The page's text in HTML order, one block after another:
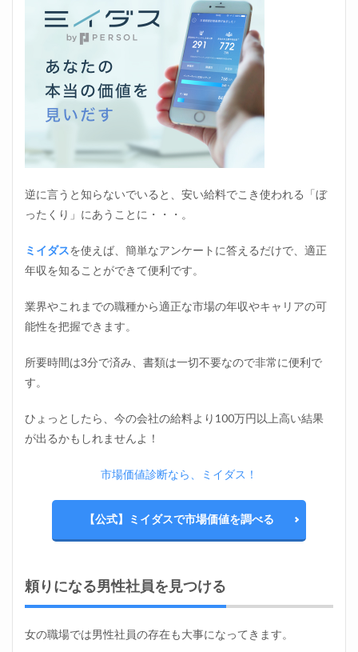
逆に言うと知らないでいると、安い給料でこき使われる「ぼ
ったくり」にあうことに・・・。
ミイダスを使えば、簡単なアンケートに答えるだけで、適正
年収を知ることができて便利です。
業界やこれまでの職種から適正な市場の年収やキャリアの可
能性を把握できます。
所要時間は3分で済み、書類は一切不要なので非常に便利で
す。
ひょっとしたら、今の会社の給料より100万円以上高い結果
が出るかもしれませんよ！
市場価値診断なら、ミイダス！
【公式】ミイダスで市場価値を調べる
頼りになる男性社員を見つける
女の職場では男性社員の存在も大事になってきます。